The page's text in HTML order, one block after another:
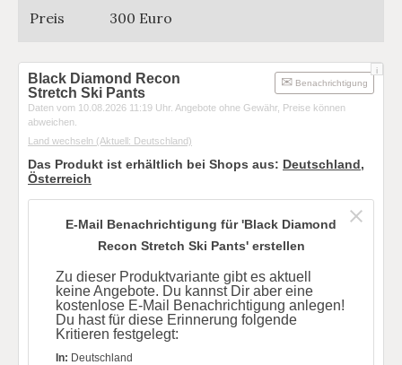
Preis 300 Euro
i
Black Diamond Recon
Stretch Ski Pants
Benachrichtigung
Daten vom 10.08.2026 11:19 Uhr. Angebote ohne Gewähr, Preise können
abweichen.
Land wechseln (Aktuell: Deutschland)
Das Produkt ist erhältlich bei Shops aus: Deutschland,
Österreich
E-Mail Benachrichtigung für 'Black Diamond
Recon Stretch Ski Pants' erstellen
Zu dieser Produktvariante gibt es aktuell
keine Angebote. Du kannst Dir aber eine
kostenlose E-Mail Benachrichtigung anlegen!
Du hast für diese Erinnerung folgende
Kritieren festgelegt:
In: Deutschland